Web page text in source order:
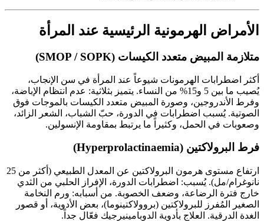
الأمراض الهرمونية الرئيسية عند المرأة
متلازمة المبيض متعدد الكيسات (SMOP / SOPK)
أكثر اضطرابات الهرمونات شيوعاً عند المرأة في سن الإنجاب،
يُصيب ما بين 5 و15% من النساء. يتميز بثلاثية: عدم انتظام الإباضة،
وفرط الأندروجين، وصورة المبيض متعدد الكيسات بالموجات فوق
الصوتية. يُسبب اضطرابات في الدورة، حبّ الشباب، الشعر الزائد،
وصعوبات في الحمل، وكثيراً ما يرتبط بمقاومة الإنسولين.
فرط البرولاكتين (Hyperprolactinaemia)
ارتفاع مستوى هرمون البرولاكتين عن المعدل الطبيعي (أكثر من 25
نانوغرام/مل). يُسبب: اضطرابات الدورة، الإفراز الحلبي من الثدي
خارج فترة الرضاعة، وضعف الخصوبة. من أسبابه: ورم النخامة
الصغير المُفرز للبرولاكتين (بروولاكتينوما)، بعض الأدوية، أو قصور
الغدة الدرقية. العلاج بأدوية الدوبامينيرجيك فعّال جداً.